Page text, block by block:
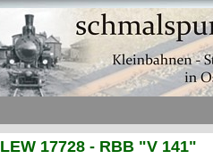
LEW 17728 - RBB "V 141"